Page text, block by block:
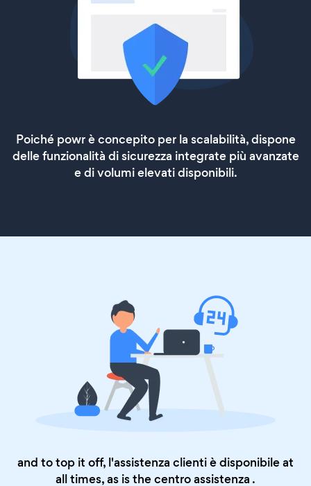
Poiché powr è concepito per la scalabilità, dispone
delle funzionalità di sicurezza integrate più avanzate
e di volumi elevati disponibili.
and to top it off, l'assistenza clienti è disponibile at
all times, as is thecentro assistenza .